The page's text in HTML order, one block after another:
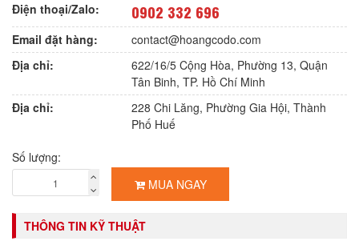
Điện thoại/Zalo: 0902 332 696
Email đặt hàng:
contact@hoangcodo.com
Địa chỉ:
622/16/5 Cộng Hòa, Phường 13, Quận
Tân Binh, TP. Hồ Chí Minh
Địa chỉ:
228 Chi Lăng, Phường Gia Hội, Thành
Phố Huế
Số lượng:
MUA NGAY
THÔNG TIN KỸ THUẬT